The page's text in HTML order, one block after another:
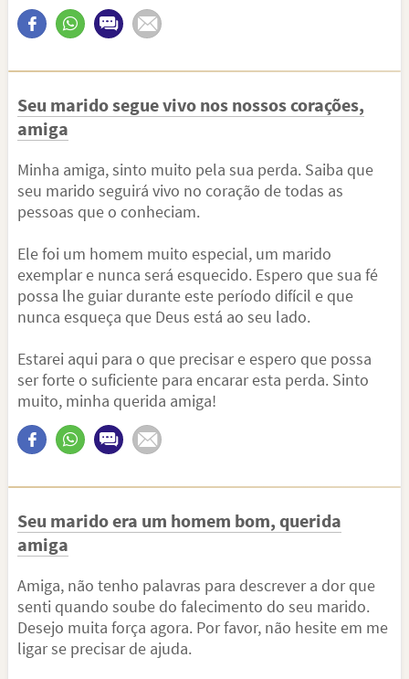
Seu marido segue vivo nos nossos corações,
amiga
Minha amiga, sinto muito pela sua perda. Saiba que
seu marido seguirá vivo no coração de todas as
pessoas que o conheciam.
Ele foi um homem muito especial, um marido
exemplar e nunca será esquecido. Espero que sua fé
possa lhe guiar durante este período difícil e que
nunca esqueça que Deus está ao seu lado.
Estarei aqui para o que precisar e espero que possa
ser forte o suficiente para encarar esta perda. Sinto
muito, minha querida amiga!
Seu marido era um homem bom, querida
amiga
Amiga, não tenho palavras para descrever a dor que
senti quando soube do falecimento do seu marido.
Desejo muita força agora. Por favor, não hesite em me
ligar se precisar de ajuda.